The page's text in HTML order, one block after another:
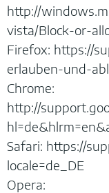
http://
vista/Block-or-
Firefox: https://
erlauben-und-
Chrome:
http://
Safari: https://
locale=de_DE
Opera: